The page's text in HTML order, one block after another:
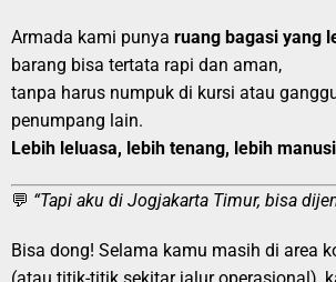
Armada kami punya ruang bagasi yang
barang bisa tertata rapi dan aman,
tanpa harus numpuk di kursi atau
penumpang lain.
Lebih leluasa, lebih tenang, lebih
💬 “Tapi aku di Jogjakarta Timur, bisa
Bisa dong! Selama kamu masih di area